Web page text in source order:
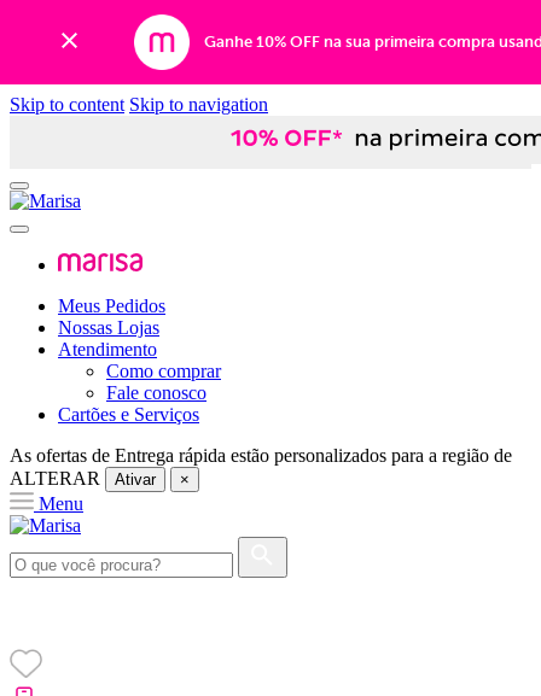
Ganhe 10% OFF na sua primeira compra
Skip to content Skip to navigation
Meus Pedidos
Nossas Lojas
Atendimento
Como comprar
Fale conosco
Cartões e Serviços
As ofertas de Entrega rápida estão personalizados para a região de
ALTERAR
Ativar ×
Menu